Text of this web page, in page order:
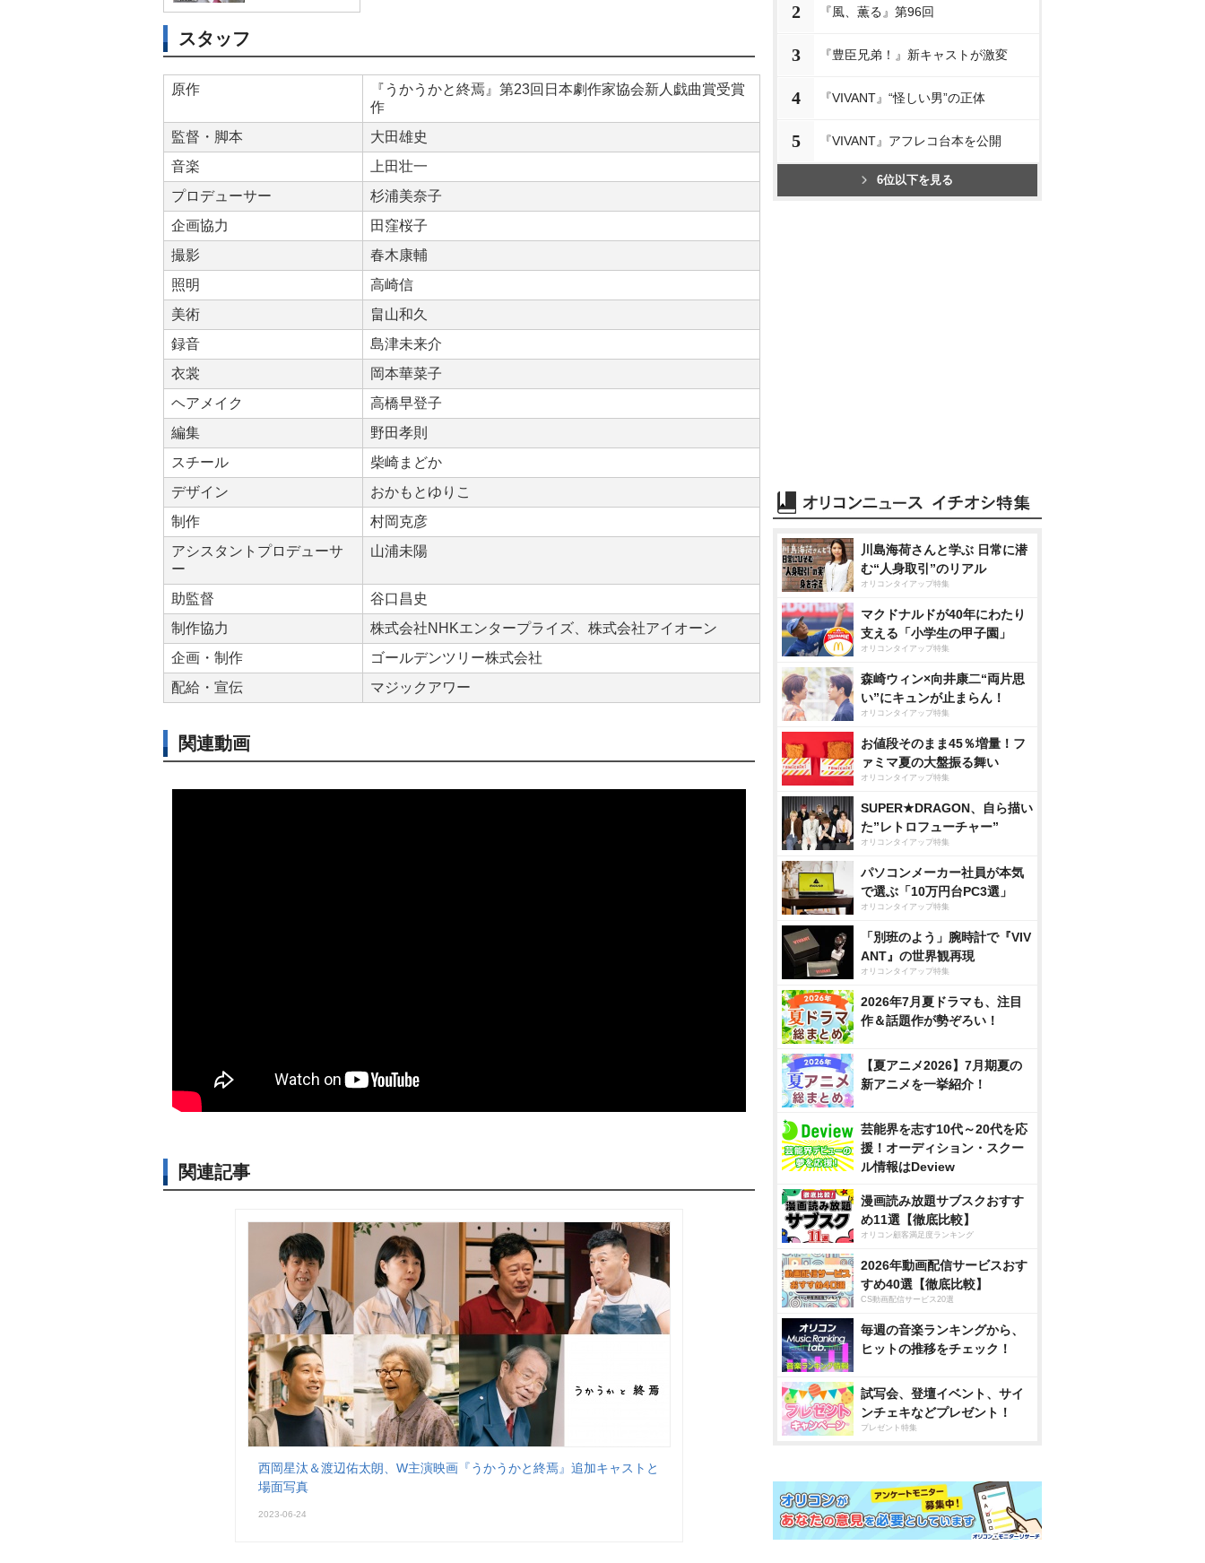
スタッフ
原作
『うかうかと終焉』第23回日本劇作家協会新人戯曲賞受賞
作
監督・脚本
大田雄史
音楽
上田壮一
プロデューサー
杉浦美奈子
企画協力
田窪桜子
撮影
春木康輔
照明
高崎信
美術
畠山和久
録音
島津未来介
衣裳
岡本華菜子
ヘアメイク
高橋早登子
編集
野田孝則
スチール
柴崎まどか
デザイン
おかもとゆりこ
制作
村岡克彦
アシスタントプロデューサ
ー
山浦未陽
助監督
谷口昌史
制作協力
株式会社NHKエンタープライズ、株式会社アイオーン
企画・制作
ゴールデンツリー株式会社
配給・宣伝
マジックアワー
関連動画
関連記事
西岡星汰＆渡辺佑太朗、W主演映画『うかうかと終焉』追加キャストと
場面写真
2023-06-24
2 『風、薫る』第96回
3 『豊臣兄弟！』新キャストが激変
4 『VIVANT』“怪しい男”の正体
5 『VIVANT』アフレコ台本を公開
6位以下を見る
川島海荷さんと学ぶ 日常に潜
む“人身取引”のリアル
オリコンタイアップ特集
マクドナルドが40年にわたり
支える「小学生の甲子園」
オリコンタイアップ特集
森崎ウィン×向井康二“両片思
い”にキュンが止まらん！
オリコンタイアップ特集
お値段そのまま45％増量！フ
ァミマ夏の大盤振る舞い
オリコンタイアップ特集
SUPER★DRAGON、自ら描い
た”レトロフューチャー”
オリコンタイアップ特集
パソコンメーカー社員が本気
で選ぶ「10万円台PC3選」
オリコンタイアップ特集
「別班のよう」腕時計で『VIV
ANT』の世界観再現
オリコンタイアップ特集
2026年7月夏ドラマも、注目
作＆話題作が勢ぞろい！
【夏アニメ2026】7月期夏の
新アニメを一挙紹介！
芸能界を志す10代～20代を応
援！オーディション・スクー
ル情報はDeview
漫画読み放題サブスクおすす
め11選【徹底比較】
オリコン顧客満足度ランキング
2026年動画配信サービスおす
すめ40選【徹底比較】
CS動画配信サービス20選
毎週の音楽ランキングから、
ヒットの推移をチェック！
試写会、登壇イベント、サイ
ンチェキなどプレゼント！
プレゼント特集